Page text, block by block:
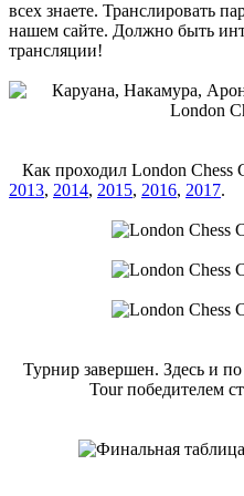
всех знаете. Транслировать
нашем сайте. Должно быть
трансляции!
Как проходил London Chess
2013, 2014, 2015, 2016, 2017.
Турнир завершен. Здесь и
Tour победителем